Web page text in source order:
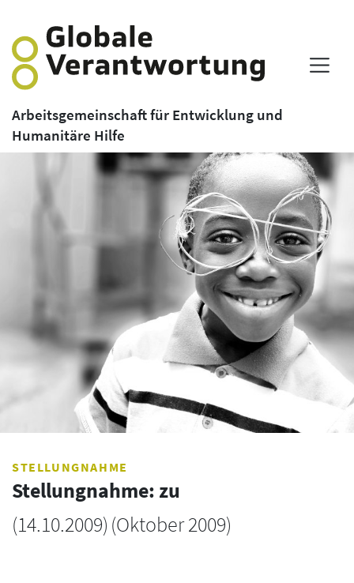
Arbeitsgemeinschaft für Entwicklung und
Humanitäre Hilfe
STELLUNGNAHME
Stellungnahme: zu
(14.10.2009) (Oktober 2009)